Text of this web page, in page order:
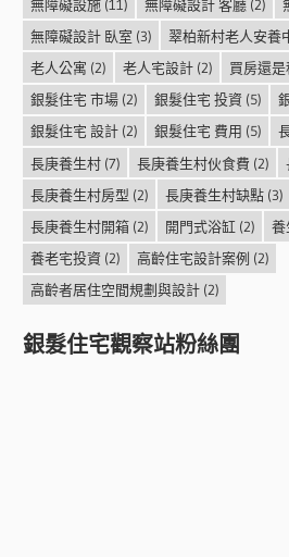
無障礙設施(11) 無障礙設計 客廳(2)
無障礙設計 臥室 (3) 翠柏新村老人安養
老人公寓 (2) 老人宅設計(2) 買房還
銀髮住宅 市場(2) 銀髮住宅 投資(5)
銀髮住宅 設計(2) 銀髮住宅 費用 (5)
長庚養生村(7) 長庚養生村伙食費 (2)
長庚養生村房型 (2) 長庚養生村缺點(3)
長庚養生村開箱(2) 開門式浴缸(2) 養
養老宅投資(2) 高齡住宅設計案例 (2)
高齡者居住空間規劃與設計(2)
銀髮住宅觀察站粉絲團